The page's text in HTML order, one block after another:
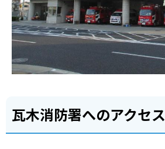
瓦木消防署へのアクセス